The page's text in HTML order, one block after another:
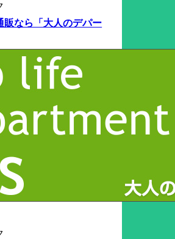
販なら「大人のデパー